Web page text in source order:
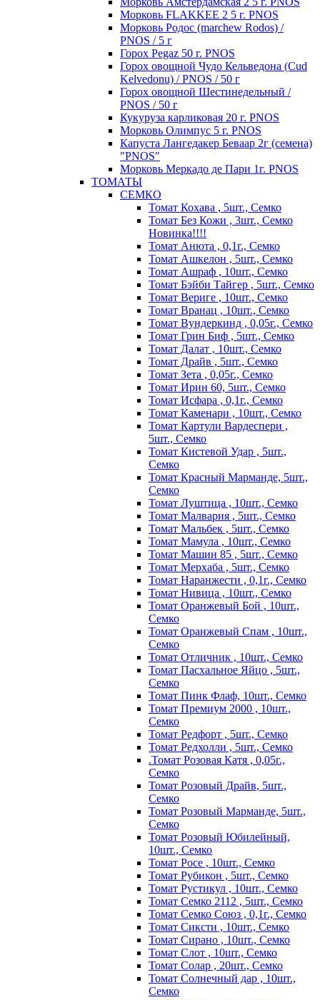
Морковь FLAKKEE 2 5 г. PNOS
Морковь Родос (marchew Rodos) /
PNOS / 5 г
Горох Pegaz 50 г. PNOS
Горох овощной Чудо Кельведона (Cud
Kelvedonu) / PNOS / 50 г
Горох овощной Шестинедельный /
PNOS / 50 г
Кукуруза карликовая 20 г. PNOS
Морковь Олимпус 5 г. PNOS
Капуста Лангедакер Беваар 2г (семена)
"PNOS"
Морковь Меркадо де Пари 1г. PNOS
ТОМАТЫ
СЕМКО
Томат Кохава , 5шт., Семко
Томат Без Кожи , 3шт., Семко
Новинка!!!!
Томат Анюта , 0,1г., Семко
Томат Ашкелон , 5шт., Семко
Томат Ашраф , 10шт., Семко
Томат Бэйби Тайгер , 5шт., Семко
Томат Вериге , 10шт., Семко
Томат Вранац , 10шт., Семко
Томат Вундеркинд , 0,05г., Семко
Томат Грин Биф , 5шт., Семко
Томат Далат , 10шт., Семко
Томат Драйв , 5шт., Семко
Томат Зета , 0,05г., Семко
Томат Ирин 60, 5шт., Семко
Томат Исфара , 0,1г., Семко
Томат Каменари , 10шт., Семко
Томат Картули Вардеспери ,
5шт., Семко
Томат Кистевой Удар , 5шт.,
Семко
Томат Красный Марманде, 5шт.,
Семко
Томат Луштица , 10шт., Семко
Томат Малвария , 5шт., Семко
Томат Мальбек , 5шт., Семко
Томат Мамула , 10шт., Семко
Томат Машин 85 , 5шт., Семко
Томат Мерхаба , 5шт., Семко
Томат Наранжести , 0,1г., Семко
Томат Нивица , 10шт., Семко
Томат Оранжевый Бой , 10шт.,
Семко
Томат Оранжевый Спам , 10шт.,
Семко
Томат Отличник , 10шт., Семко
Томат Пасхальное Яйцо , 5шт.,
Семко
Томат Пинк Флаф, 10шт., Семко
Томат Премиум 2000 , 10шт.,
Семко
Томат Редфорт , 5шт., Семко
Томат Редхолли , 5шт., Семко
.Томат Розовая Катя , 0,05г.,
Семко
Томат Розовый Драйв, 5шт.,
Семко
Томат Розовый Марманде, 5шт.,
Семко
Томат Розовый Юбилейный,
10шт., Семко
Томат Росе , 10шт., Семко
Томат Рубикон , 5шт., Семко
Томат Рустикул , 10шт., Семко
Томат Семко 2112 , 5шт., Семко
Томат Семко Союз , 0,1г., Семко
Томат Сиксти , 10шт., Семко
Томат Сирано , 10шт., Семко
Томат Слот , 10шт., Семко
Томат Солар , 20шт., Семко
Томат Солнечный дар , 10шт.,
Семко